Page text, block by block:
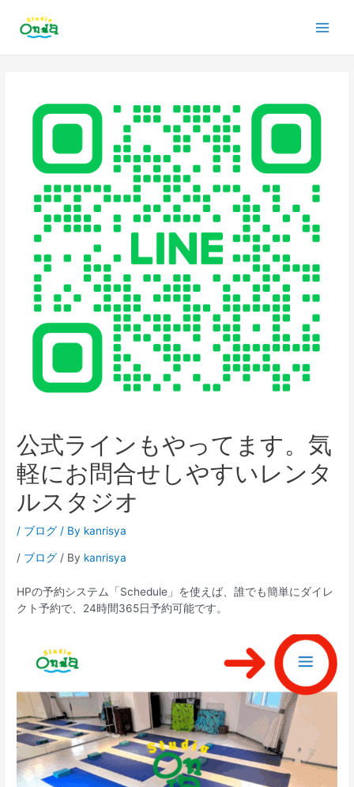
公式ラインもやってます。気
軽にお問合せしやすいレンタ
ルスタジオ
/ ブログ / By kanrisya
/ ブログ / By kanrisya
HPの予約システム「Schedule」を使えば、誰でも簡単にダイレ
クト予約で、24時間365日予約可能です。
ビ
シ
ン